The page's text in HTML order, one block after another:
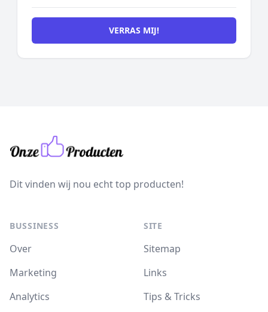
VERRAS MIJ!
Dit vinden wij nou echt top producten!
BUSSINESS
Over
Marketing
Analytics
SITE
Sitemap
Links
Tips & Tricks